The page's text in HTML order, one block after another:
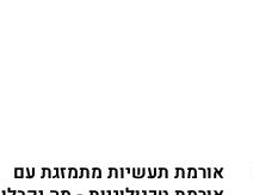
אורמת תעשיות מתמזגת עם